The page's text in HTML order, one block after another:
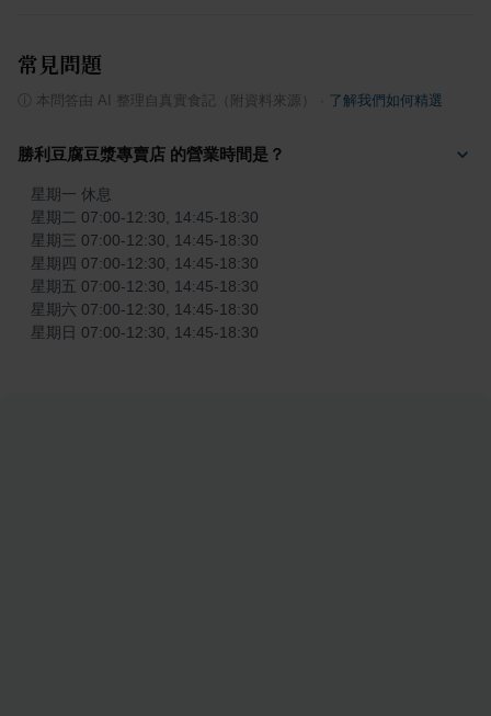
常見問題
本問答由 AI 整理自真實食記（附資料來源） 了解我們如何精選
勝利豆腐豆漿專賣店 的營業時間是？
星期一 休息
星期二 07:00-12:30, 14:45-18:30
星期三 07:00-12:30, 14:45-18:30
星期四 07:00-12:30, 14:45-18:30
星期五 07:00-12:30, 14:45-18:30
星期六 07:00-12:30, 14:45-18:30
星期日 07:00-12:30, 14:45-18:30